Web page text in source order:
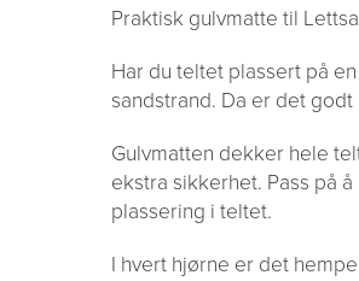
Praktisk gulvmatte til
Har du teltet plassert på
sandstrand. Da er det
Gulvmatten dekker hele
ekstra sikkerhet. Pass på
plassering i teltet.
I hvert hjørne er det